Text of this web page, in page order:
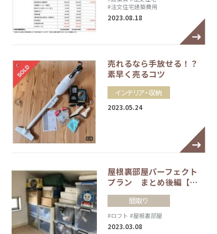
#注文住宅建築費用
2023.08.18
売れるなら手放せる！？
素早く売るコツ
インテリア・収納
2023.05.24
屋根裏部屋パーフェクト
プラン まとめ後編【…
間取り
#ロフト #屋根裏部屋
2023.03.08